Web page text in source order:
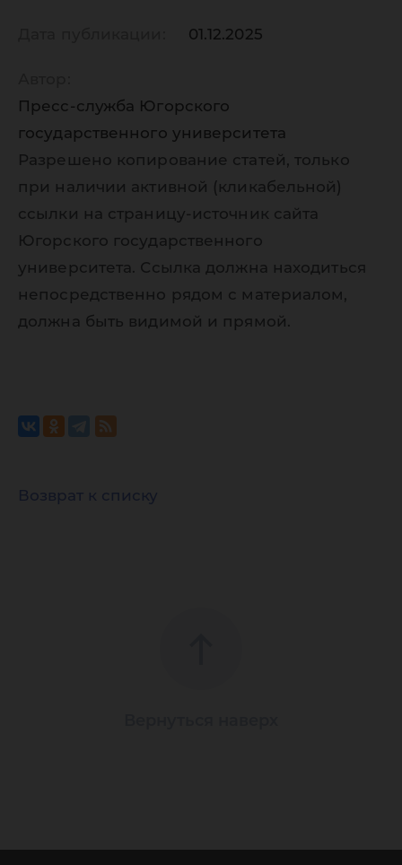
01.12.2025
Пресс-служба Югорского
государственного университета
Разрешено копирование статей, только
при наличии активной (кликабельной)
ссылки на страницу-источник сайта
Югорского государственного
университета. Ссылка должна находиться
непосредственно рядом с материалом,
должна быть видимой и прямой.
Возврат к списку